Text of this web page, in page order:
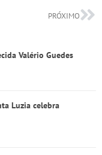
PRÓXIMO
Valério Guedes
Luzia celebra